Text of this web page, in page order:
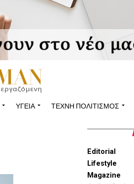
ΥΓΕΊΑ ΤΈΧΝΗ ΠΟΛΙΤΙΣΜΌΣ
Editorial
Lifestyle
Magazine